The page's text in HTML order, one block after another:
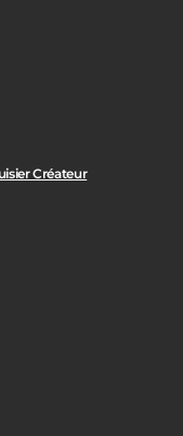
Créateur